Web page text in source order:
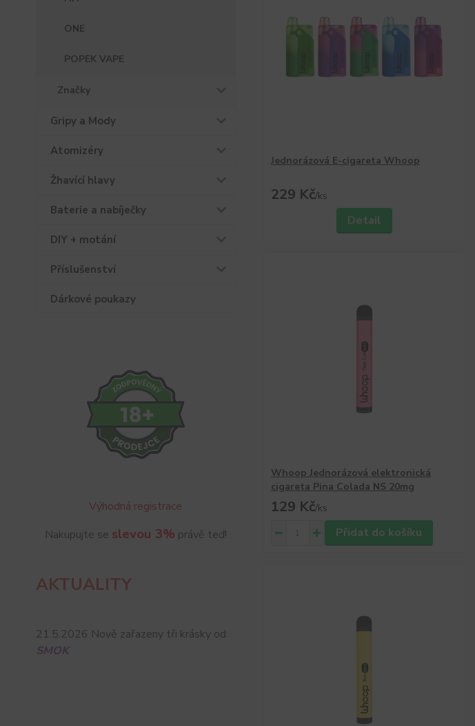
ONE
POPEK VAPE
Značky
Gripy a Mody
Atomizéry
Žhavící hlavy
Baterie a nabíječky
DIY + motání
Příslušenství
Dárkové poukazy
Výhodná registrace
Nakupujte se slevou 3% právě teď!
AKTUALITY
21.5.2026 Nově zařazeny tři krásky od
SMOK
Jednorázová E-cigareta Whoop
229 Kč/ks
Detail
Whoop Jednorázová elektronická
cigareta Pina Colada NS 20mg
129 Kč/ks
Přidat do košíku